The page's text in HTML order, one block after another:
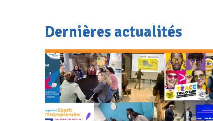
Dernières actualités